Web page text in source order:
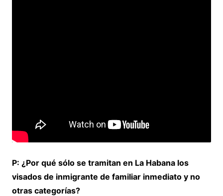
P: ¿Por qué sólo se tramitan en La Habana los
visados de inmigrante de familiar inmediato y no
otras categorías?